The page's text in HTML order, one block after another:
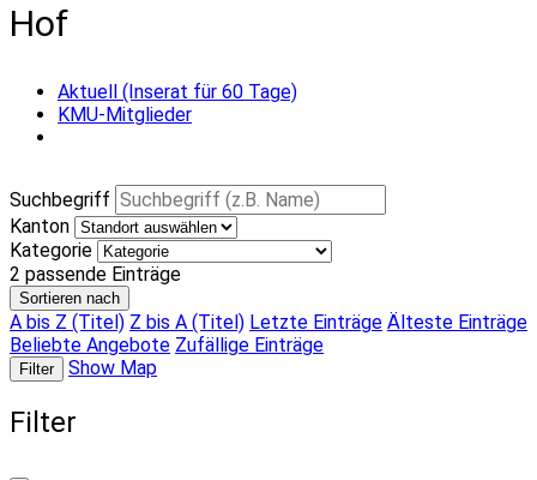
Hof
Aktuell (Inserat für 60 Tage)
KMU-Mitglieder
Suchbegriff
Kanton
Kategorie
2 passende Einträge
Sortieren nach
A bis Z (Titel) Z bis A (Titel) Letzte Einträge Älteste Einträge
Beliebte Angebote Zufällige Einträge
Filter Show Map
Filter